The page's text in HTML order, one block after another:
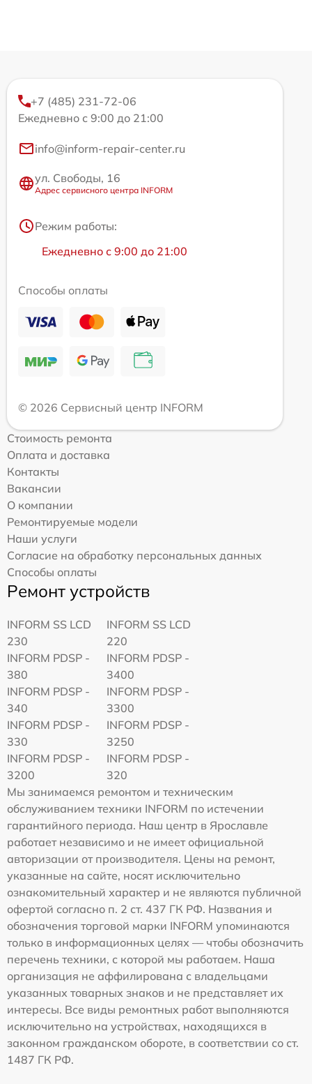
+7 (485) 231-72-06
Ежедневно с 9:00 до 21:00
info@inform-repair-center.ru
ул. Свободы, 16
Адрес сервисного центра INFORM
Режим работы:
Ежедневно с 9:00 до 21:00
Способы оплаты
© 2026 Сервисный центр INFORM
Стоимость ремонта
Оплата и доставка
Контакты
Вакансии
О компании
Ремонтируемые модели
Наши услуги
Согласие на обработку персональных данных
Способы оплаты
Ремонт устройств
INFORM SS LCD
230
INFORM SS LCD
220
INFORM PDSP -
380
INFORM PDSP -
3400
INFORM PDSP -
340
INFORM PDSP -
3300
INFORM PDSP -
330
INFORM PDSP -
3250
INFORM PDSP -
3200
INFORM PDSP -
320
Мы занимаемся ремонтом и техническим
обслуживанием техники INFORM по истечении
гарантийного периода. Наш центр в Ярославле
работает независимо и не имеет официальной
авторизации от производителя. Цены на ремонт,
указанные на сайте, носят исключительно
ознакомительный характер и не являются публичной
офертой согласно п. 2 ст. 437 ГК РФ. Названия и
обозначения торговой марки INFORM упоминаются
только в информационных целях — чтобы обозначить
перечень техники, с которой мы работаем. Наша
организация не аффилирована с владельцами
указанных товарных знаков и не представляет их
интересы. Все виды ремонтных работ выполняются
исключительно на устройствах, находящихся в
законном гражданском обороте, в соответствии со ст.
1487 ГК РФ.